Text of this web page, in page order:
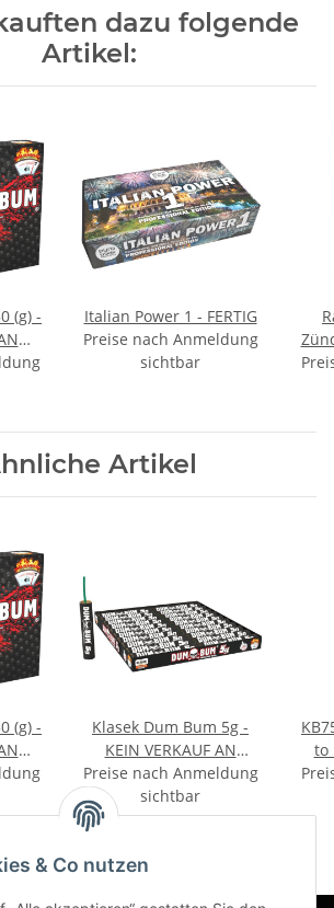
dazu folgende
Artikel:
(g) -
Italian Power 1 - FERTIG
Preise nach Anmeldung
sichtbar
Artikel
(g) -
Klasek Dum Bum 5g -
KEIN VERKAUF AN
PRIVATPERSONEN
Preise nach Anmeldung
sichtbar
to
& Co nutzen